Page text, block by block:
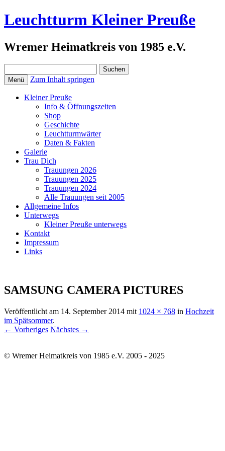
Leuchtturm Kleiner Preuße
Wremer Heimatkreis von 1985 e.V.
nach:
Menü Zum Inhalt springen
Kleiner Preuße
Info & Öffnungszeiten
Shop
Geschichte
Leuchtturmwärter
Daten & Fakten
Galerie
Trau Dich
Trauungen 2026
Trauungen 2025
Trauungen 2024
Alle Trauungen seit 2005
Allgemeine Infos
Unterwegs
Kleiner Preuße unterwegs
Kontakt
Impressum
Links
SAMSUNG CAMERA PICTURES
Veröffentlicht am 14. September 2014 mit 1024 × 768 in Hochzeit
im Spätsommer.
← Vorheriges Nächstes →
© Wremer Heimatkreis von 1985 e.V. 2005 - 2025